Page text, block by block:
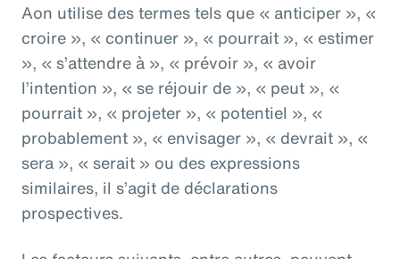
Aon utilise des termes tels que « anticiper », «
croire », « continuer », « pourrait », « estimer
», « s’attendre à », « prévoir », « avoir
l’intention », « se réjouir de », « peut », «
pourrait », « projeter », « potentiel », «
probablement », « envisager », « devrait », «
sera », « serait » ou des expressions
similaires, il s’agit de déclarations
prospectives.